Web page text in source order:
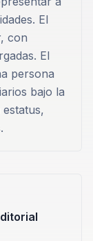
El
con
El
persona
bajo la